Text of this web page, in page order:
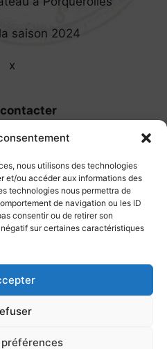
nous utilisons des technologies
et/ou accéder aux informations des
technologies nous permettra de
de navigation ou les ID
consentir ou de retirer son
sur certaines caractéristiques
saison 2024
x
Porquerolles
37 03 94 29
57 52 22